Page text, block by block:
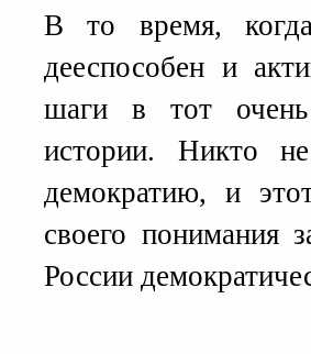
В то время,
дееспособен и
шаги в тот
истории. Никто
демократию, и
своего понимания
России